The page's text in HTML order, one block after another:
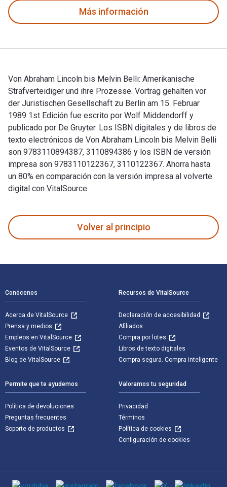
Más información
Von Abraham Lincoln bis Melvin Belli: Amerikanische
Strafverteidiger und ihre Prozesse. Vortrag gehalten vor
der Juristischen Gesellschaft zu Berlin am 15. Februar
1989 1st Edición fue escrito por Wolf Middendorff y
publicado por De Gruyter. Los ISBN digitales y de libros de
texto electrónicos de Von Abraham Lincoln bis Melvin Belli
son 9783110894387, 3110894386 y los ISBN de versión
impresa son 9783110122367, 3110122367. Ahorra hasta
un 80% en comparación con la versión impresa al volverte
digital con VitalSource.
Volver al principio
Conócenos
Acerca de VitalSource
Prensa y medios
Empleos en VitalSource
Eventos de VitalSource
Blog de VitalSource
Recursos de VitalSource
Declaración de accesibilidad
Afiliados
Compra por lotes
Libros de texto digitales
Compra segura. Compra inteligente
Permite que te ayudemos
Política de devoluciones
Preguntas frecuentes
Soporte de productos
Valoramos tu seguridad
Privacidad
Términos
Política de cookies
Configuración de cookies
Medios de comunicación social